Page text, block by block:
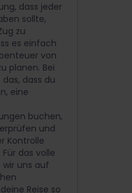
dass jeder
sollte,
zu
es einfach
von
planen. Bei
dass du
eine
buchen,
und
Kontrolle
das volle
wir uns auf
Reise so